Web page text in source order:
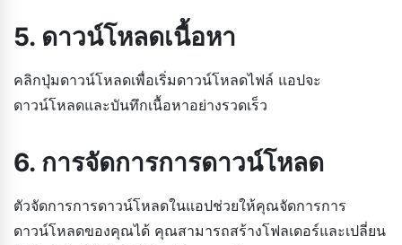
5. ดาวน์โหลดเนื้อหา
คลิกปุ่มดาวน์โหลดเพื่อเริ่มดาวน์โหลดไฟล์ แอปจะ
ดาวน์โหลดและบันทึกเนื้อหาอย่างรวดเร็ว
6. การจัดการการดาวน์โหลด
ตัวจัดการการดาวน์โหลดในแอปช่วยให้คุณจัดการการ
ดาวน์โหลดของคุณได้ คุณสามารถสร้างโฟลเดอร์และเปลี่ยน